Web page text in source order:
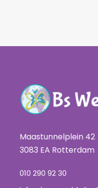
Maastunnelplein 42
3083 EA Rotterdam
010 290 92 30